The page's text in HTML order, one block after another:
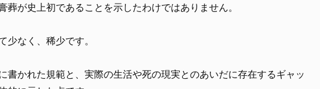
葬が史上初であることを示したわけではありません。
少なく、稀少です。
書かれた規範と、実際の生活や死の現実とのあいだに存在するギャッ